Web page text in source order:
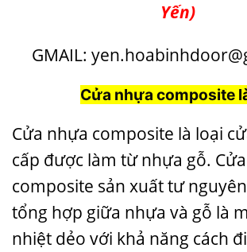
Yến)
GMAIL:
Cửa nhựa composite
Cửa nhựa composite là loại
cấp được làm từ nhựa gỗ.
composite sản xuất tư
tổng hợp giữa nhựa và gỗ là
nhiệt dẻo với khả năng cách